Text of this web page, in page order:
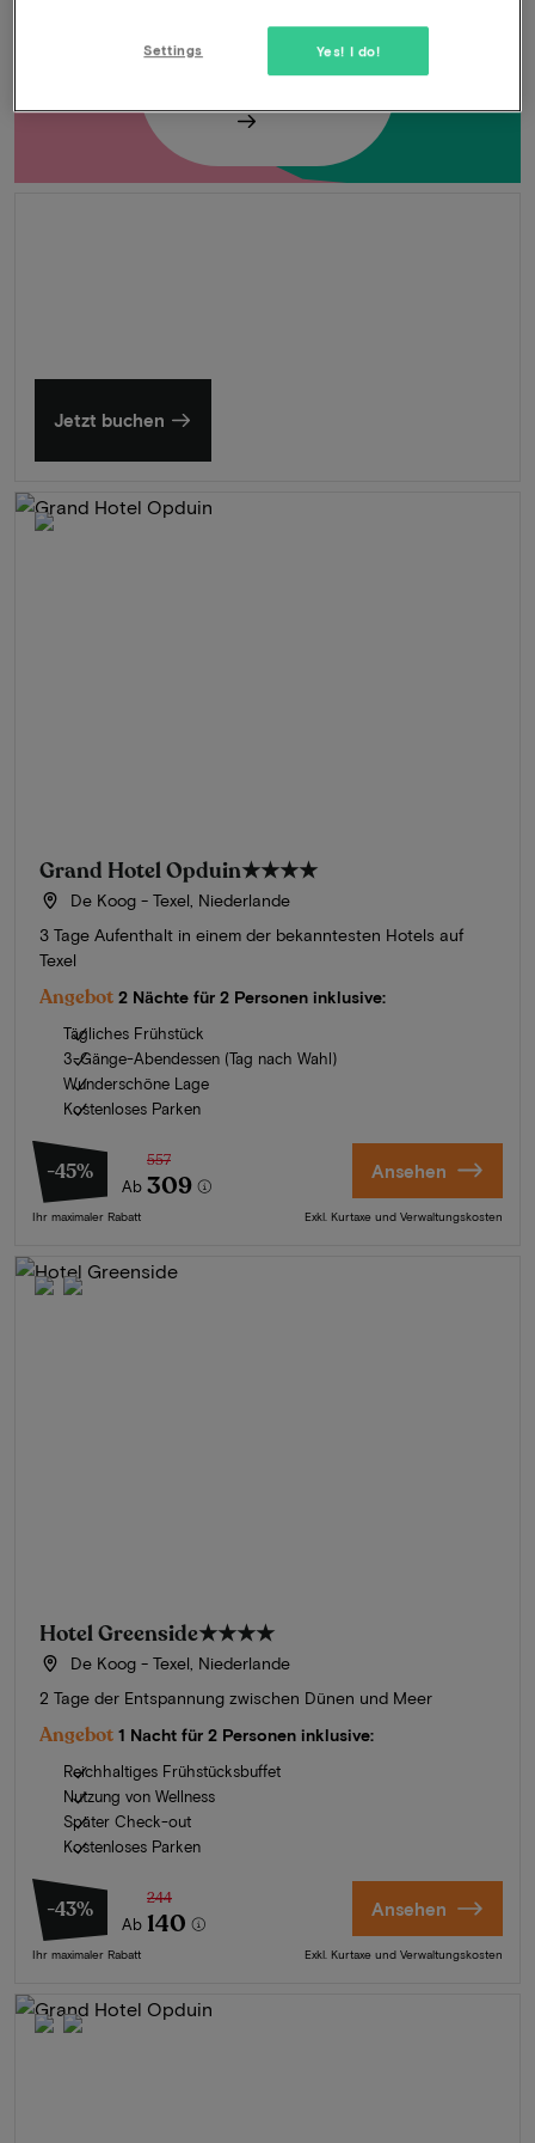
FREISCHALTEN
Jetzt buchen
Grand Hotel Opduin★★★★
De Koog - Texel, Niederlande
3 Tage Aufenthalt in einem der bekanntesten Hotels auf
Texel
Angebot 2 Nächte für 2 Personen inklusive:
Tägliches Frühstück
3-Gänge-Abendessen (Tag nach Wahl)
Wunderschöne Lage
Kostenloses Parken
-45%
Ab
557
309
Ihr maximaler Rabatt
Ansehen
Exkl. Kurtaxe und Verwaltungskosten
Hotel Greenside★★★★
De Koog - Texel, Niederlande
2 Tage der Entspannung zwischen Dünen und Meer
Angebot 1 Nacht für 2 Personen inklusive:
Reichhaltiges Frühstücksbuffet
Nutzung von Wellness
Später Check-out
Kostenloses Parken
-43%
Ab
244
140
Ihr maximaler Rabatt
Ansehen
Exkl. Kurtaxe und Verwaltungskosten
Yes! I do!
Settings